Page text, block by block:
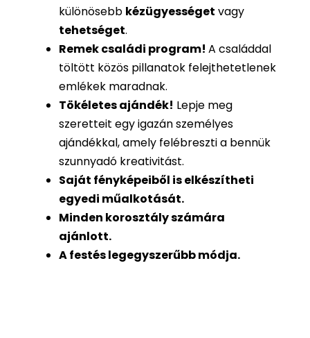
különösebb kézügyességet vagy
tehetséget.
Remek családi program! A családdal
töltött közös pillanatok felejthetetlenek
emlékek maradnak.
Tökéletes ajándék! Lepje meg
szeretteit egy igazán személyes
ajándékkal, amely felébreszti a bennük
szunnyadó kreativitást.
Saját fényképeiből iselkészítheti
egyedi műalkotását.
Minden korosztály számára
ajánlott.
A festés legegyszerűbb módja.